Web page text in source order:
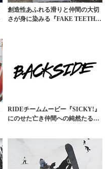
創造性あふれる滑りと仲間の大切
さが身に染みる『FAKE TEETH R
RIDEチームムービー『SICKY!』
にのせた亡き仲間への純然たる想